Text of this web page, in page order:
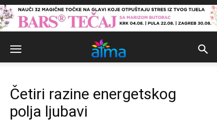
Četiri razine energetskog
polja ljubavi